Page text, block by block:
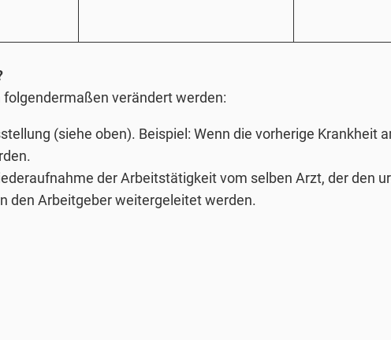
verändert werden:
(siehe oben). Beispiel: Wenn die vorherige Krankheit
der Arbeitstätigkeit vom selben Arzt, der den
den Arbeitgeber weitergeleitet werden.